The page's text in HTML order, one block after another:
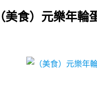
（美食）元樂年